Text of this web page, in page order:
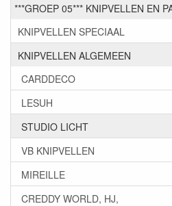
***GROEP 05*** KNIPVELLEN EN
KNIPVELLEN SPECIAAL
KNIPVELLEN ALGEMEEN
CARDDECO
LESUH
STUDIO LICHT
VB KNIPVELLEN
MIREILLE
CREDDY WORLD, HJ,